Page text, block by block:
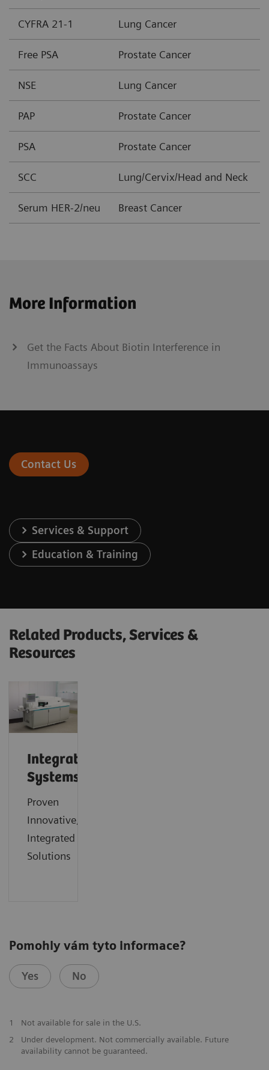
CYFRA 21-1 Lung Cancer
Free PSA Prostate Cancer
NSE Lung Cancer
PAP Prostate Cancer
PSA Prostate Cancer
SCC Lung/Cervix/Head and Neck
Serum HER-2/neu Breast Cancer
More Information
Get the Facts About Biotin Interference in
Immunoassays
Contact Us
Services & Support
Education & Training
Related Products, Services &
Resources
Integrated
Systems
Proven
Innovative,
Integrated
Solutions
Pomohly vám tyto informace?
Yes No
1
Not available for sale in the U.S.
2
Under development. Not commercially available. Future
availability cannot be guaranteed.